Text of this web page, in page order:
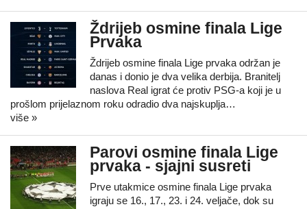
Ždrijeb osmine finala Lige
Prvaka
Ždrijeb osmine finala Lige prvaka održan je
danas i donio je dva velika derbija. Branitelj
naslova Real igrat će protiv PSG-a koji je u
prošlom prijelaznom roku odradio dva najskuplja…
više »
Parovi osmine finala Lige
prvaka - sjajni susreti
Prve utakmice osmine finala Lige prvaka
igraju se 16., 17., 23. i 24. veljače, dok su